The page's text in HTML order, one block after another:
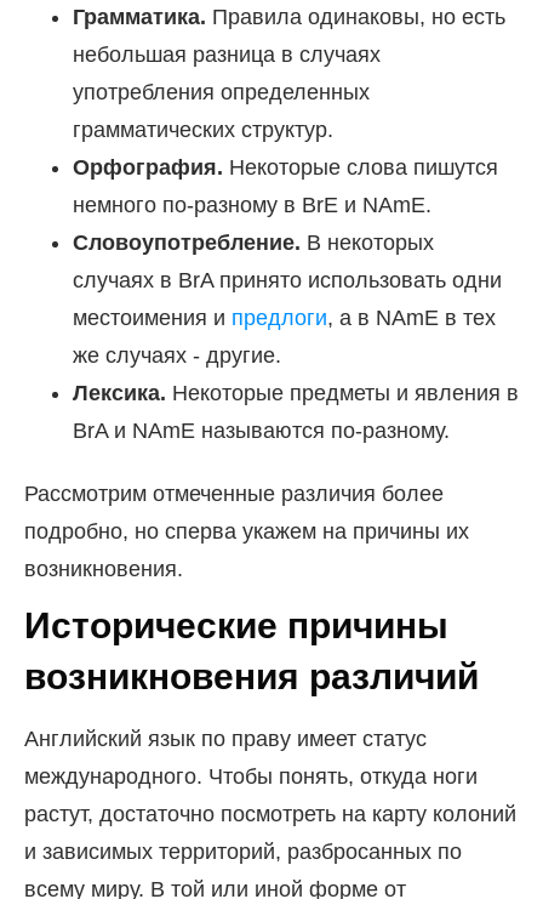
Грамматика. Правила одинаковы, но есть
небольшая разница в случаях
употребления определенных
грамматических структур.
Орфография. Некоторые слова пишутся
немного по-разному в BrE и NAmE.
Словоупотребление. В некоторых
случаях в BrA принято использовать одни
местоимения и предлоги, а в NAmE в тех
же случаях - другие.
Лексика. Некоторые предметы и явления в
BrA и NAmE называются по-разному.
Рассмотрим отмеченные различия более
подробно, но сперва укажем на причины их
возникновения.
Исторические причины
возникновения различий
Английский язык по праву имеет статус
международного. Чтобы понять, откуда ноги
растут, достаточно посмотреть на карту колоний
и зависимых территорий, разбросанных по
всему миру. В той или иной форме от